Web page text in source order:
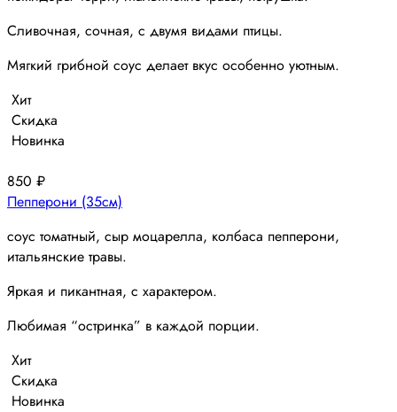
Сливочная, сочная, с двумя видами птицы.
Мягкий грибной соус делает вкус особенно уютным.
Хит
Скидка
Новинка
850 ₽
Пепперони (35см)
соус томатный, сыр моцарелла, колбаса пепперони,
итальянские травы.
Яркая и пикантная, с характером.
Любимая “остринка” в каждой порции.
Хит
Скидка
Новинка